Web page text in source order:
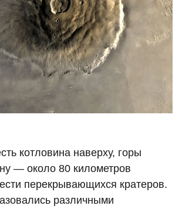
котловина наверху, горы
— около 80 километров
перекрывающихся кратеров.
различными